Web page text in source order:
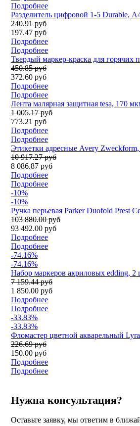
Подробнее
Разделитель цифровой 1-5 Durable,
240.91 руб
197.47 руб
Подробнее
Подробнее
Твердый маркер-краска для горячих
450.85 руб
372.60 руб
Подробнее
Подробнее
Лента малярная защитная tesa, 170
1 005.17 руб
773.21 руб
Подробнее
Подробнее
Этикетки адресные Avery
10 917.27 руб
8 086.87 руб
Подробнее
Подробнее
-10%
-10%
Ручка перьевая Parker Duofold Prest
103 880.00 руб
93 492.00 руб
Подробнее
Подробнее
-74.16%
-74.16%
Набор маркеров акриловых edding,
7 159.44 руб
1 850.00 руб
Подробнее
Подробнее
-33.83%
-33.83%
Фломастер цветной акварельный
226.69 руб
150.00 руб
Подробнее
Подробнее
Нужна консультация?
Оставьте заявку, мы ответим в